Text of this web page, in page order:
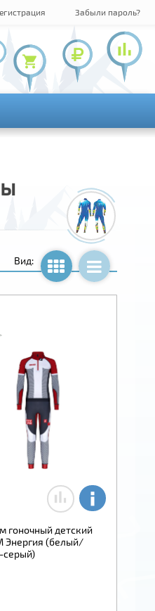
Забыли пароль?
+7 (495) 143-73-73
+7 (800) 100-19-72
Вид:
гоночный детский
Энергия (белый/
серый)